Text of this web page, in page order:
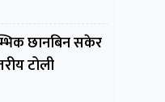
छानबिन सकेर
टोली